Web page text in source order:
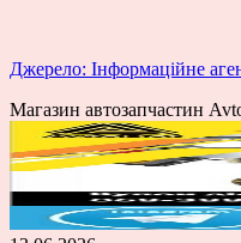
Джерело: Інформаційне
Магазин автозапчастин